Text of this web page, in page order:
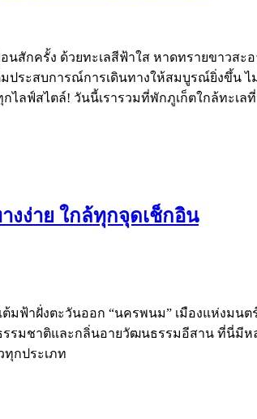
นสักครั้ง ด้วยทะเลสีฟ้าใส หาดทรายขาวส
มประสบการณ์การเดินทางให้สมบูรณ์ยิ่งขึ้
ลฟ์สไตล์! วันนี้เรารวมที่พักภูเก็ตใกล้ทะเ
งง่าย ใกล้ทุกจุดเช็กอิน
มฟ้าฝั่งตะวันออก “นครพนม” เมืองแห่งม
รมชาติและกลิ่นอายวัฒนธรรมอีสาน ที่นี่มีห
กประเภท